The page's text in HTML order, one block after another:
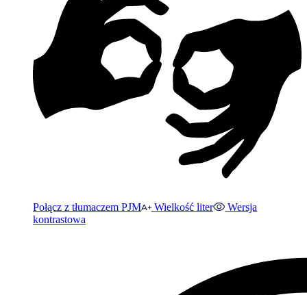
Połącz z tłumaczem PJM Wielkość liter
Wersja
kontrastowa